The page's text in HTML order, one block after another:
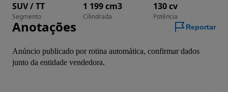
SUV / TT
Segmento
1 199 cm3
Cilindrada
130 cv
Potência
Anotações Reportar
Anúncio publicado por rotina automática, confirmar dados
junto da entidade vendedora.